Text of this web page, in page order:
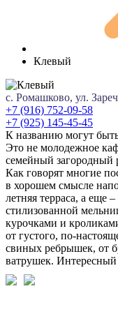
Клевый
с. Ромашково, ул.
+7 (916) 752-09-58
+7 (925) 145-45-45
К названию могут
Это не молодежное
семейный загородный
Как говорят многие
в хорошем смысле
летняя терраса, а еще
стилизованной
курочками и
от густого, по-
свиных ребрышек, от
ватрушек.